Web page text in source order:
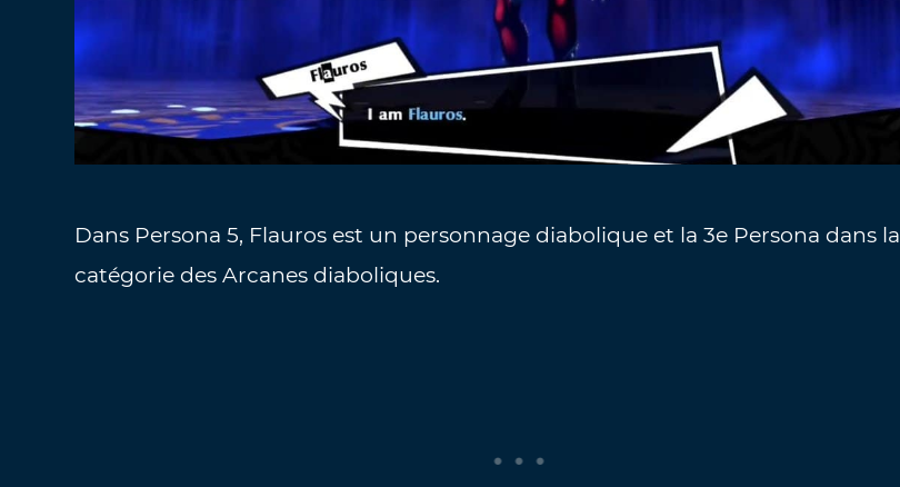
Dans Persona 5, Flauros est un personnage diabolique et la 3e Persona dans la
catégorie des Arcanes diaboliques.